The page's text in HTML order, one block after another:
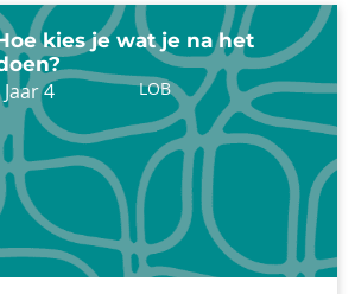
kies je wat je na het
Jaar 4 LOB